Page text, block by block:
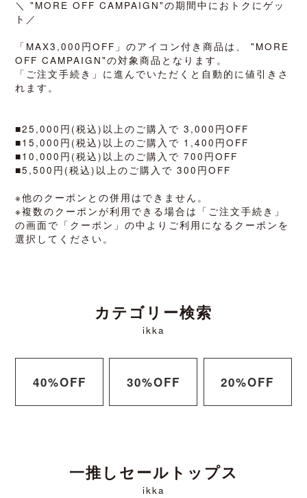
＼ "MORE OFF CAMPAIGN"の期間中におトクにゲッ
ト／
「MAX3,000円OFF」のアイコン付き商品は、 "MORE
OFF CAMPAIGN"の対象商品となります。
「ご注文手続き」に進んでいただくと自動的に値引きさ
れます。
■25,000円(税込)以上のご購入で 3,000円OFF
■15,000円(税込)以上のご購入で 1,400円OFF
■10,000円(税込)以上のご購入で 700円OFF
■5,500円(税込)以上のご購入で 300円OFF
※他のクーポンとの併用はできません。
※複数のクーポンが利用できる場合は「ご注文手続き」
の画面で「クーポン」の中よりご利用になるクーポンを
選択してください。
カテゴリー検索
ikka
40%OFF 30%OFF 20%OFF
一推しセールトップス
ikka